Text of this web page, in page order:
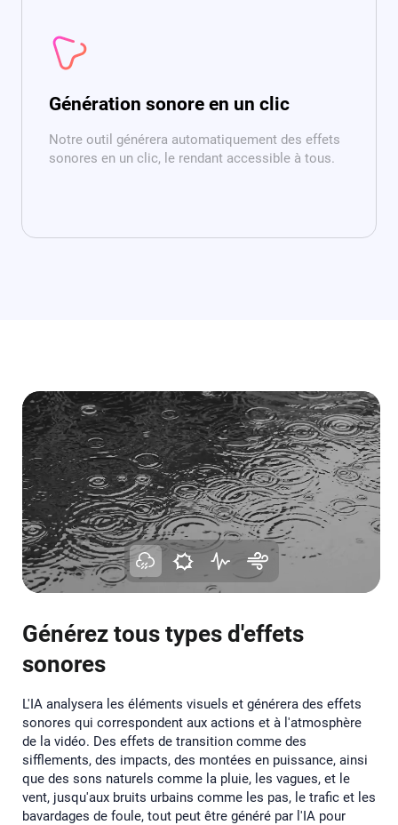
Génération sonore en un clic
Notre outil générera automatiquement des effets
sonores en un clic, le rendant accessible à tous.
Générez tous types d'effets
sonores
L'IA analysera les éléments visuels et générera des effets
sonores qui correspondent aux actions et à l'atmosphère
de la vidéo. Des effets de transition comme des
sifflements, des impacts, des montées en puissance, ainsi
que des sons naturels comme la pluie, les vagues, et le
vent, jusqu'aux bruits urbains comme les pas, le trafic et les
bavardages de foule, tout peut être généré par l'IA pour